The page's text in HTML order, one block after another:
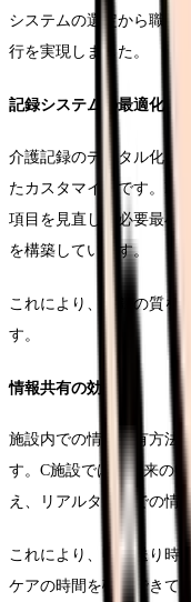
システムの選定から職員
行を実現しました。
記録システムの最適化
介護記録のデジタル化に
たカスタマイズです。B
項目を見直し、必要最小
を構築しています。
これにより、記録の質を
す。
情報共有の効率化
施設内での情報共有方法
す。C施設では、従来の
え、リアルタイムでの情
これにより、申し送り時
ケアの時間を確保できて